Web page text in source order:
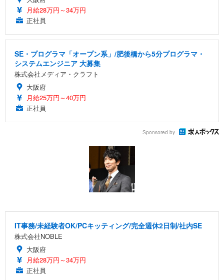
月給28万円～34万円
正社員
SE・プログラマ「オープン系」/肥後橋から5分プログラマ・
システムエンジニア 大募集
株式会社メディア・クラフト
大阪府
月給25万円～40万円
正社員
Sponsored by
IT事務/未経験者OK/PCキッティング/完全週休2日制/社内SE
株式会社NOBLE
大阪府
月給28万円～34万円
正社員